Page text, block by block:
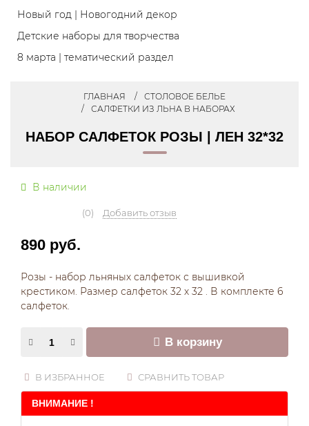
Новый год | Новогодний декор
Детские наборы для творчества
8 марта | тематический раздел
ГЛАВНАЯ
СТОЛОВОЕ БЕЛЬЕ
САЛФЕТКИ ИЗ ЛЬНА В НАБОРАХ
НАБОР САЛФЕТОК РОЗЫ | ЛЕН 32*32
В наличии
(0) Добавить отзыв
890 руб.
Розы - набор льняных салфеток с вышивкой
крестиком. Размер салфеток 32 х 32 . В комплекте 6
салфеток.
В корзину
В ИЗБРАННОЕ СРАВНИТЬ ТОВАР
ВНИМАНИЕ !